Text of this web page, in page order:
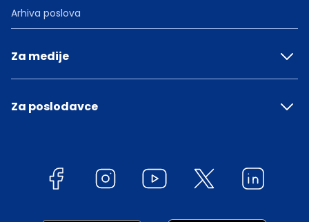
Arhiva poslova
Za medije
Za poslodavce